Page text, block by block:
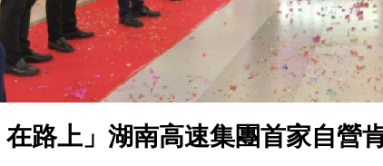
在路上」湖南高速集團首家自營